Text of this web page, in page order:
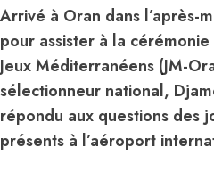
Arrivé à Oran dans l’après-
pour assister à la
Jeux Méditerranéens (JM-
sélectionneur national,
répondu aux questions des
présents à l’aéroport